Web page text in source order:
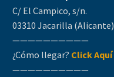
C/ El Campico, s/n.
03310 Jacarilla (Alicante)
——————————
¿Cómo llegar? Click Aquí
——————————